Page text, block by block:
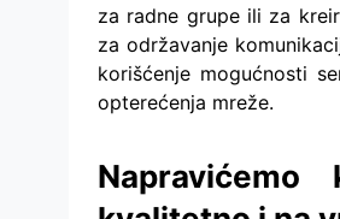
za radne grupe ili za
za održavanje
korišćenje mogućnosti
opterećenja mreže.